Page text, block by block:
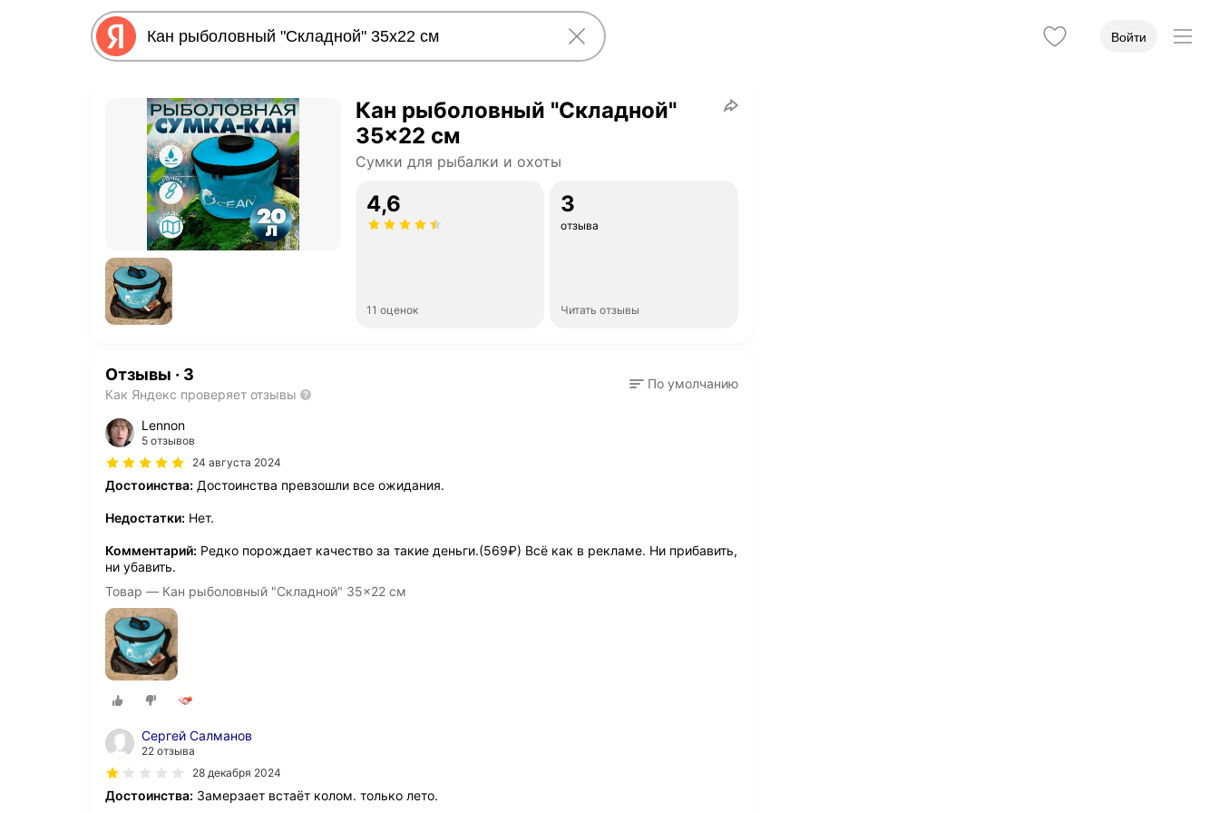
Войти
Кан рыболовный "Складной"
35x22 см
Сумки для рыбалки и охоты
4,6
11 оценок
3
отзыва
Читать отзывы
Отзывы · 3
Как Яндекс проверяет отзывы
По умолчанию
Lennon
5 отзывов
24 августа 2024
Достоинства: Достоинства превзошли все ожидания.
Недостатки: Нет.
Комментарий: Редко порождает качество за такие деньги.(569₽) Всё как в рекламе. Ни прибавить,
ни убавить.
Товар — Кан рыболовный "Складной" 35x22 см
Сергей Салманов
22 отзыва
28 декабря 2024
Достоинства: Замерзает встаёт колом. только лето.